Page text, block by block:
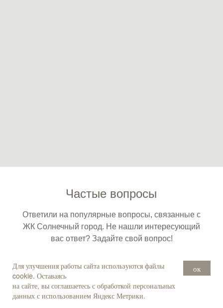
Для улучшения работы сайта используются файлы
cookie. Оставаясь
на сайте, вы соглашаетесь с обработкой персональных
данных с использованием Яндекс Метрики.
ок
Ответили на популярные вопросы, связанные с
ЖК Солнечный город. Не нашли интересующий
вас ответ? Задайте свой вопрос!
Частые вопросы